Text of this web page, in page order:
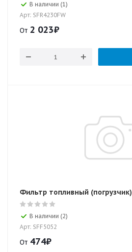
В наличии (1)
Арт: SFR4230FW
От 2 023₽
Фильтр топливный (погрузчик)
В наличии (2)
Арт: SFF5052
От 474₽